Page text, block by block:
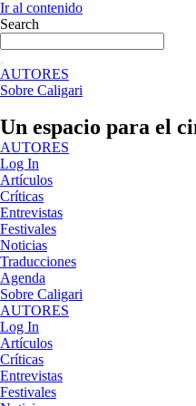
Ir al contenido
Search
AUTORES
Sobre Caligari
Un espacio para el
AUTORES
Log In
Artículos
Críticas
Entrevistas
Festivales
Noticias
Traducciones
Agenda
Sobre Caligari
AUTORES
Log In
Artículos
Críticas
Entrevistas
Festivales